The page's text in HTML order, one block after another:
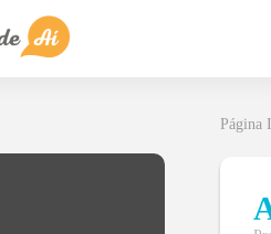
Página